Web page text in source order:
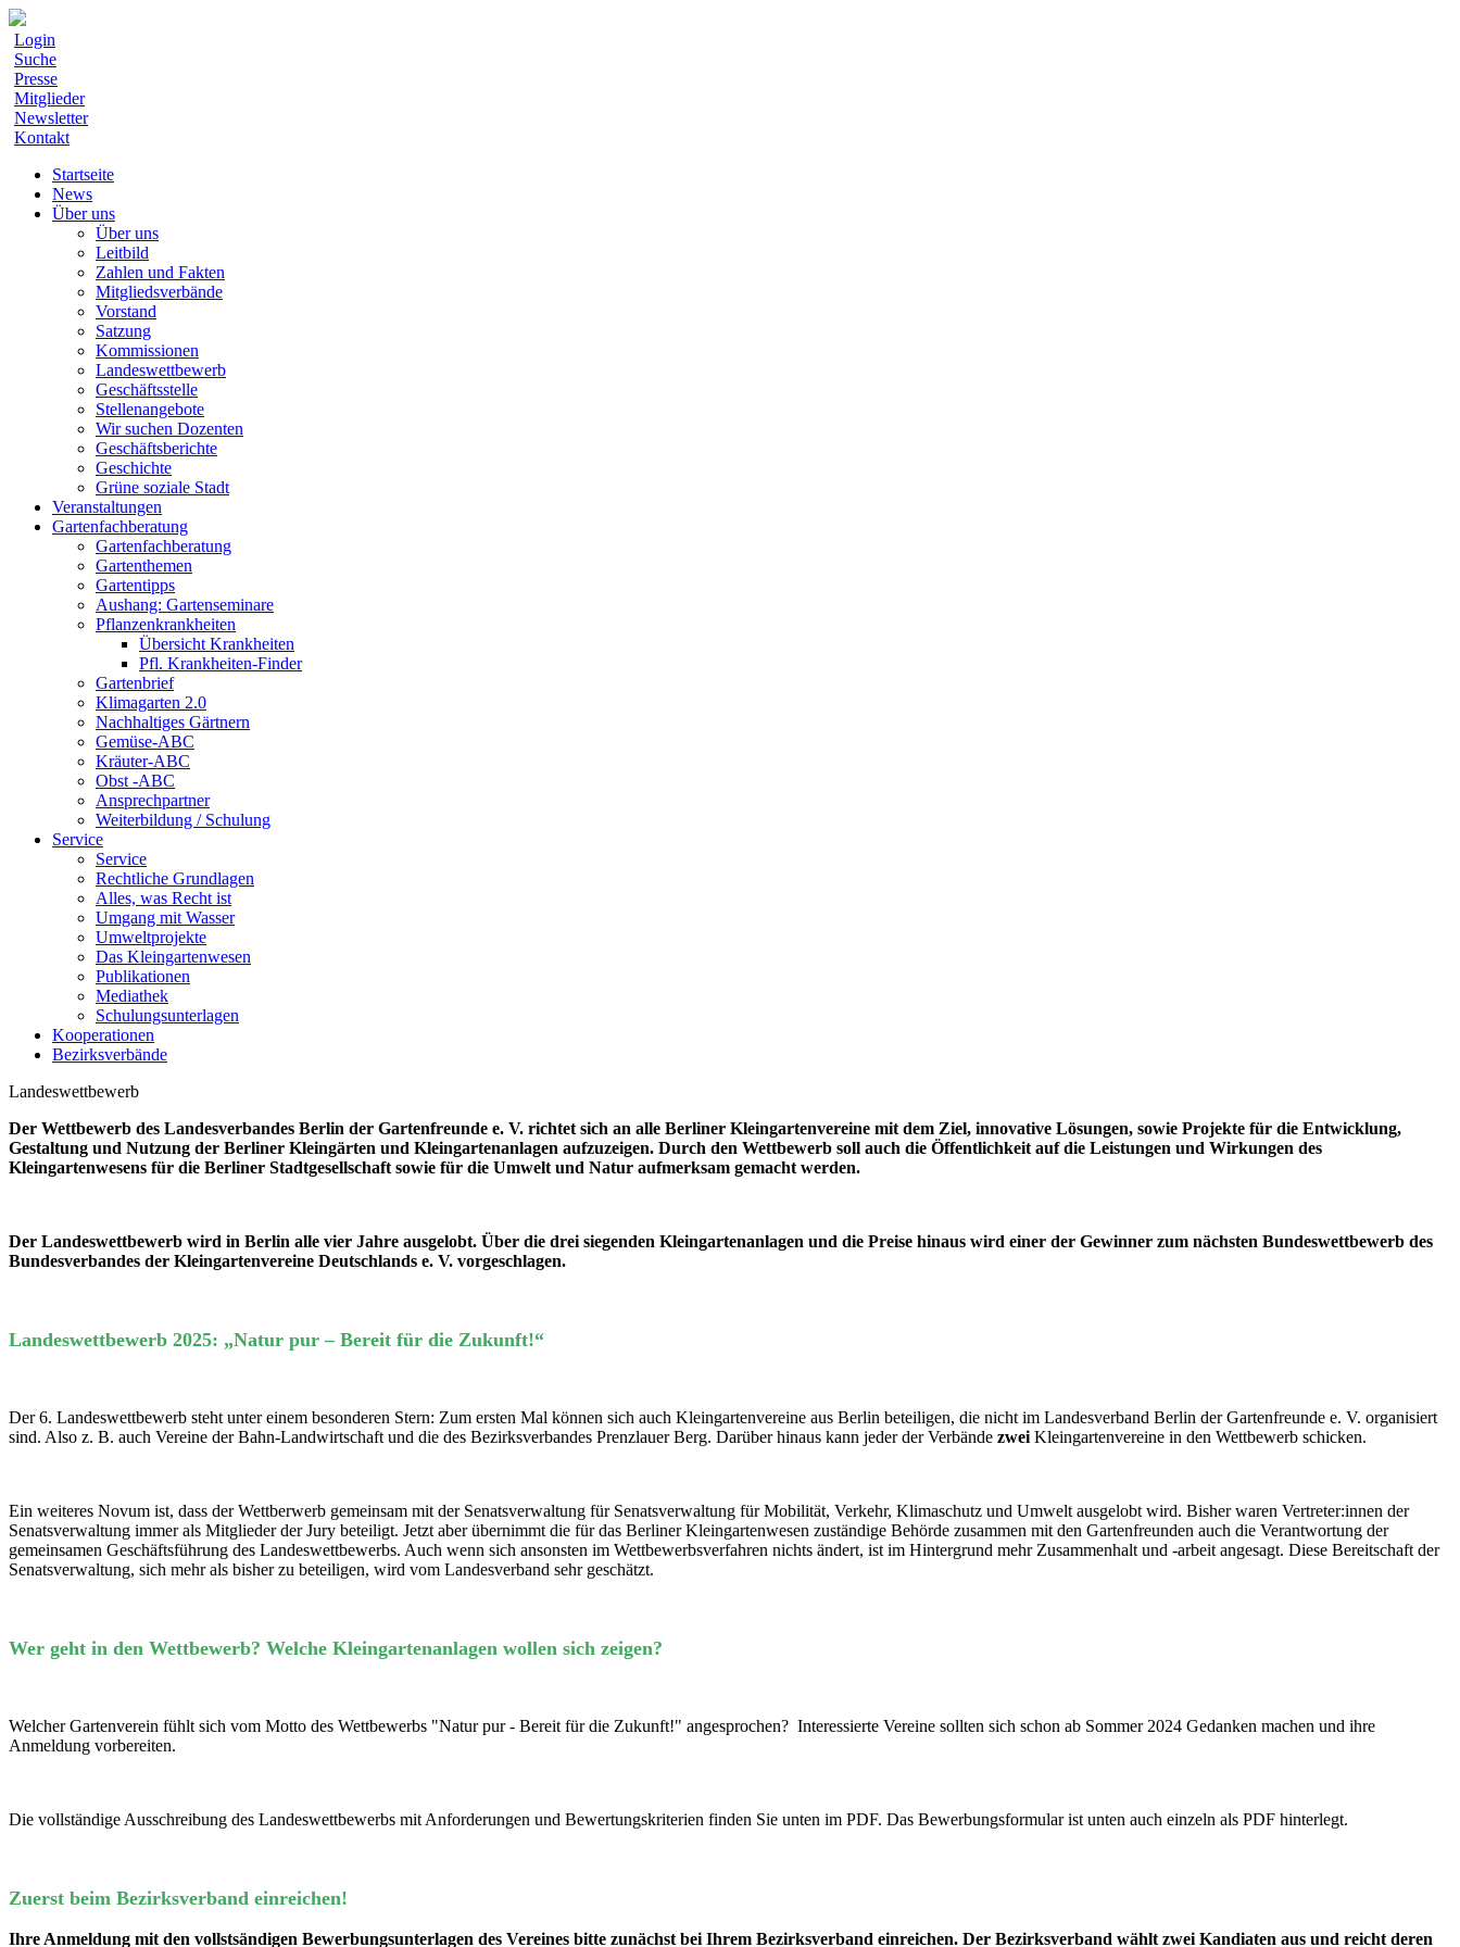
Login
Suche
Presse
Mitglieder
Newsletter
Kontakt
Startseite
News
Über uns
Über uns
Leitbild
Zahlen und Fakten
Mitgliedsverbände
Vorstand
Satzung
Kommissionen
Landeswettbewerb
Geschäftsstelle
Stellenangebote
Wir suchen Dozenten
Geschäftsberichte
Geschichte
Grüne soziale Stadt
Veranstaltungen
Gartenfachberatung
Gartenfachberatung
Gartenthemen
Gartentipps
Aushang: Gartenseminare
Pflanzenkrankheiten
Übersicht Krankheiten
Pfl. Krankheiten-Finder
Gartenbrief
Klimagarten 2.0
Nachhaltiges Gärtnern
Gemüse-ABC
Kräuter-ABC
Obst -ABC
Ansprechpartner
Weiterbildung / Schulung
Service
Service
Rechtliche Grundlagen
Alles, was Recht ist
Umgang mit Wasser
Umweltprojekte
Das Kleingartenwesen
Publikationen
Mediathek
Schulungsunterlagen
Kooperationen
Bezirksverbände
Landeswettbewerb
Der Wettbewerb des Landesverbandes Berlin der Gartenfreunde e. V. richtet sich an alle Berliner Kleingartenvereine mit dem Ziel, innovative Lösungen, sowie Projekte für die Entwicklung,
Gestaltung und Nutzung der Berliner Kleingärten und Kleingartenanlagen aufzuzeigen. Durch den Wettbewerb soll auch die Öffentlichkeit auf die Leistungen und Wirkungen des
Kleingartenwesens für die Berliner Stadtgesellschaft sowie für die Umwelt und Natur aufmerksam gemacht werden.
Der Landeswettbewerb wird in Berlin alle vier Jahre ausgelobt. Über die drei siegenden Kleingartenanlagen und die Preise hinaus wird einer der Gewinner zum nächsten Bundeswettbewerb des
Bundesverbandes der Kleingartenvereine Deutschlands e. V. vorgeschlagen.
Landeswettbewerb 2025: „Natur pur – Bereit für die Zukunft!“
Der 6. Landeswettbewerb steht unter einem besonderen Stern: Zum ersten Mal können sich auch Kleingartenvereine aus Berlin beteiligen, die nicht im Landesverband Berlin der Gartenfreunde e. V. organisiert
sind. Also z. B. auch Vereine der Bahn-Landwirtschaft und die des Bezirksverbandes Prenzlauer Berg. Darüber hinaus kann jeder der Verbände zwei Kleingartenvereine in den Wettbewerb schicken.
Ein weiteres Novum ist, dass der Wettberwerb gemeinsam mit der Senatsverwaltung für Senatsverwaltung für Mobilität, Verkehr, Klimaschutz und Umwelt ausgelobt wird. Bisher waren Vertreter:innen der
Senatsverwaltung immer als Mitglieder der Jury beteiligt. Jetzt aber übernimmt die für das Berliner Kleingartenwesen zuständige Behörde zusammen mit den Gartenfreunden auch die Verantwortung der
gemeinsamen Geschäftsführung des Landeswettbewerbs. Auch wenn sich ansonsten im Wettbewerbsverfahren nichts ändert, ist im Hintergrund mehr Zusammenhalt und -arbeit angesagt. Diese Bereitschaft der
Senatsverwaltung, sich mehr als bisher zu beteiligen, wird vom Landesverband sehr geschätzt.
Wer geht in den Wettbewerb? Welche Kleingartenanlagen wollen sich zeigen?
Welcher Gartenverein fühlt sich vom Motto des Wettbewerbs "Natur pur - Bereit für die Zukunft!" angesprochen? Interessierte Vereine sollten sich schon ab Sommer 2024 Gedanken machen und ihre
Anmeldung vorbereiten.
Die vollständige Ausschreibung des Landeswettbewerbs mit Anforderungen und Bewertungskriterien finden Sie unten im PDF. Das Bewerbungsformular ist unten auch einzeln als PDF hinterlegt.
Zuerst beim Bezirksverband einreichen!
Ihre Anmeldung mit den vollstsändigen Bewerbungsunterlagen des Vereines bitte zunächst bei Ihrem Bezirksverband einreichen. Der Bezirksverband wählt zwei Kandiaten aus und reicht deren